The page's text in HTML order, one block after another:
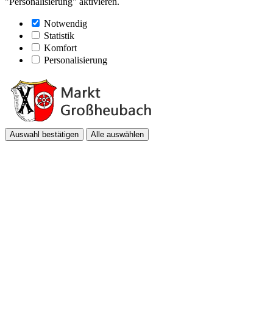
Notwendig
Statistik
Komfort
Personalisierung
Auswahl bestätigen Alle auswählen